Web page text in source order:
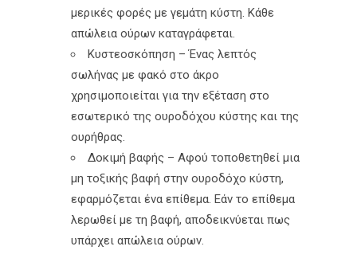
μερικές φορές με γεμάτη κύστη. Κάθε
απώλεια ούρων καταγράφεται.
Κυστεοσκόπηση – Ένας λεπτός
σωλήνας με φακό στο άκρο
χρησιμοποιείται για την εξέταση στο
εσωτερικό της ουροδόχου κύστης και της
ουρήθρας.
Δοκιμή βαφής – Αφού τοποθετηθεί μια
μη τοξικής βαφή στην ουροδόχο κύστη,
εφαρμόζεται ένα επίθεμα. Εάν το επίθεμα
λερωθεί με τη βαφή, αποδεικνύεται πως
υπάρχει απώλεια ούρων.